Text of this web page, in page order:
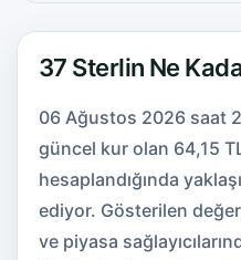
37 Sterlin Ne
06 Ağustos 2026 saat
güncel kur olan 64,15
hesaplandığında
ediyor. Gösterilen
ve piyasa